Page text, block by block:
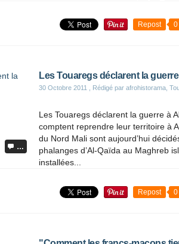
Repost 0
…
Les Touaregs déclarent la
30 Octobre 2011 , Rédigé par afrohistorama,
Les Touaregs déclarent la guerre à
comptent reprendre leur territoire à
du Nord Mali sont aujourd’hui
phalanges d’Al-Qaïda au Maghreb
installées...
Repost 0